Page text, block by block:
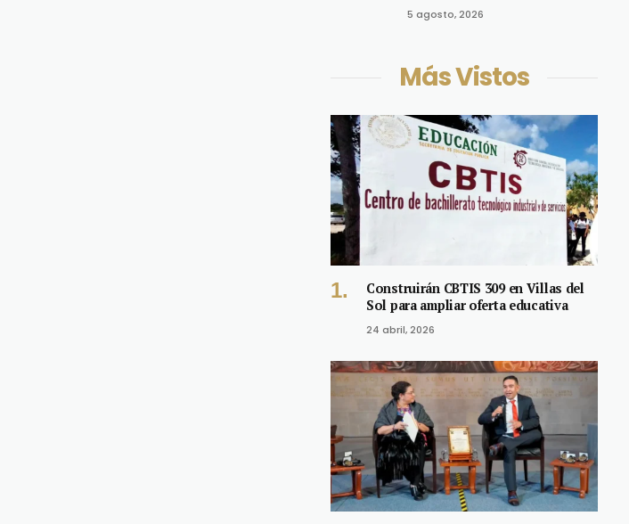
5 agosto, 2026
Más Vistos
Construirán CBTIS 309 en Villas del
Sol para ampliar oferta educativa
24 abril, 2026